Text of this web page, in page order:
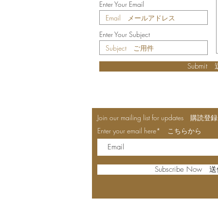
Enter Your Email
Enter Your Subject
Submit
Join our mailing list for updates 購読登
Enter your email here* こちらから
Subscribe Now 送